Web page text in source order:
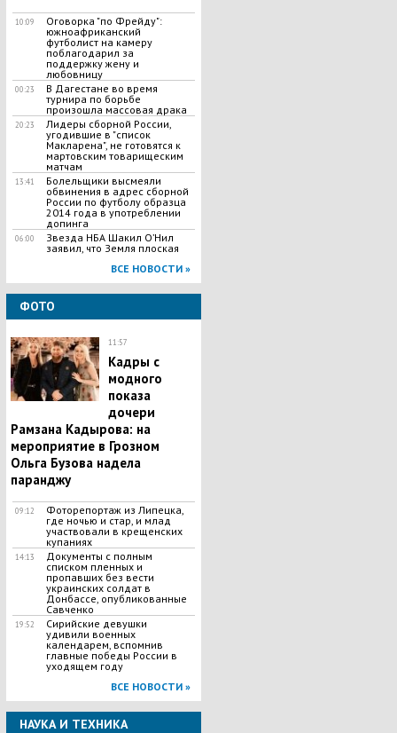
10:09
Оговорка "по Фрейду":
южноафриканский
футболист на камеру
поблагодарил за
поддержку жену и
любовницу
00:23
В Дагестане во время
турнира по борьбе
произошла массовая драка
20:23
Лидеры сборной России,
угодившие в "список
Макларена", не готовятся к
мартовским товарищеским
матчам
13:41
Болельщики высмеяли
обвинения в адрес сборной
России по футболу образца
2014 года в употреблении
допинга
06:00
Звезда НБА Шакил О’Нил
заявил, что Земля плоская
ВСЕ НОВОСТИ »
ФОТО
11:57
Кадры с
модного
показа
дочери
Рамзана Кадырова: на
мероприятие в Грозном
Ольга Бузова надела
паранджу
09:12
Фоторепортаж из Липецка,
где ночью и стар, и млад
участвовали в крещенских
купаниях
14:13
Документы с полным
списком пленных и
пропавших без вести
украинских солдат в
Донбассе, опубликованные
Савченко
19:52
Сирийские девушки
удивили военных
календарем, вспомнив
главные победы России в
уходящем году
ВСЕ НОВОСТИ »
НАУКА И ТЕХНИКА